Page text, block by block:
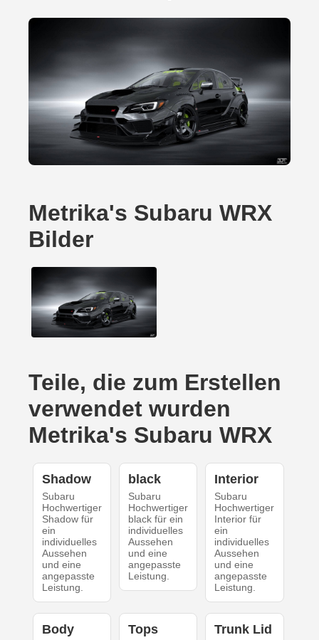
Metrika's Subaru WRX
Bilder
Teile, die zum Erstellen
verwendet wurden
Metrika's Subaru WRX
Shadow
Subaru
Hochwertiger
Shadow für
ein
individuelles
Aussehen
und eine
angepasste
Leistung.
black
Subaru
Hochwertiger
black für ein
individuelles
Aussehen
und eine
angepasste
Leistung.
Interior
Subaru
Hochwertiger
Interior für
ein
individuelles
Aussehen
und eine
angepasste
Leistung.
Body Tops Trunk Lid